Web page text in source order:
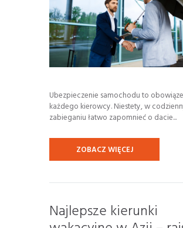
Ubezpieczenie samochodu to
każdego kierowcy. Niestety, w
zabieganiu łatwo zapomnieć o dacie...
ZOBACZ WIĘCEJ
Najlepsze kierunki